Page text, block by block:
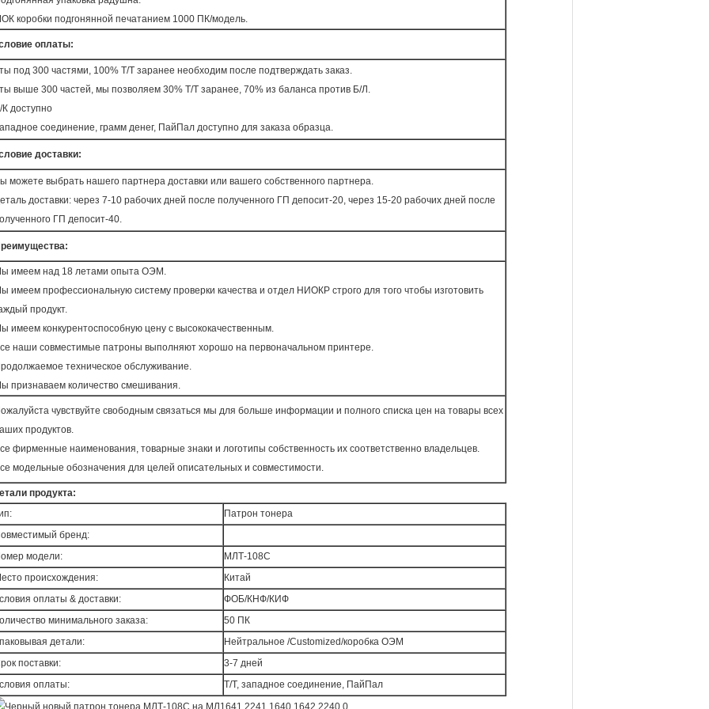
коробки подгонянной печатанием 1000 ПК/модель.
оплаты:
под 300 частями, 100% Т/Т заранее необходим после подтверждать заказ.
выше 300 частей, мы позволяем 30% Т/Т заранее, 70% из баланса против Б/Л.
К доступно
соединение, грамм денег, ПайПал доступно для заказа образца.
доставки:
можете выбрать нашего партнера доставки или вашего собственного партнера.
доставки: через 7-10 рабочих дней после полученного ГП депосит-20, через 15-20 рабочих дней после
ГП депосит-40.
имеем над 18 летами опыта ОЭМ.
имеем профессиональную систему проверки качества и отдел НИОКР строго для того чтобы изготовить
продукт.
имеем конкурентоспособную цену с высококачественным.
наши совместимые патроны выполняют хорошо на первоначальном принтере.
техническое обслуживание.
признаваем количество смешивания.
чувствуйте свободным связаться мы для больше информации и полного списка цен на товары всех
продуктов.
фирменные наименования, товарные знаки и логотипы собственность их соответственно владельцев.
модельные обозначения для целей описательных и совместимости.
продукта:
Патрон тонера
бренд:
модели:
МЛТ-108С
происхождения:
Китай
оплаты & доставки:
ФОБ/КНФ/КИФ
минимального заказа:
50 ПК
детали:
Нейтральное /Customized/коробка ОЭМ
поставки:
3-7 дней
оплаты:
Т/Т, западное соединение, ПайПал